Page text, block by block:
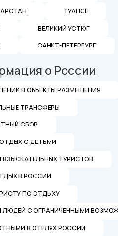
ТУАПСЕ
ВЕЛИКИЙ УСТЮГ
САНКТ-ПЕТЕРБУРГ
о России
В ОБЪЕКТЫ РАЗМЕЩЕНИЯ
ТРАНСФЕРЫ
СБОР
С ДЕТЬМИ
ВЗЫСКАТЕЛЬНЫХ ТУРИСТОВ
В РОССИИ
ПО ОТДЫХУ
ЛЮДЕЙ С ОГРАНИЧЕННЫМИ
В ОТЕЛЯХ РОССИИ